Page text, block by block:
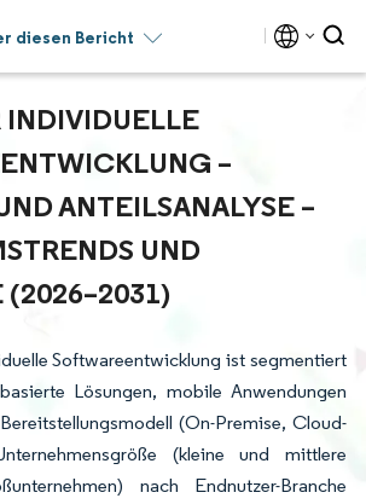
diesen Bericht
INDIVIDUELLE
–
ANTEILSANALYSE – W
UND P
Softwareentwicklung ist segmentiert
Lösungen, mobile Anwendungen
(On-Premise, Cloud-
(kleine und mittlere
nach Endnutzer-Branche